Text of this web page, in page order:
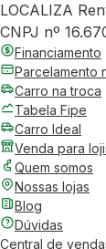
LOCALIZA
CNPJ nº
Financiamento
Parcelamento
Carro na troca
Tabela Fipe
Carro Ideal
Venda para
Quem somos
Nossas lojas
Blog
Dúvidas
Central de